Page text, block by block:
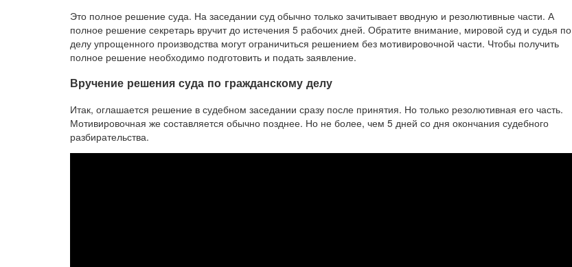
Это полное решение суда. На заседании суд обычно только зачитывает вводную и резолютивные части. А
полное решение секретарь вручит до истечения 5 рабочих дней. Обратите внимание, мировой суд и судья по
делу упрощенного производства могут ограничиться решением без мотивировочной части. Чтобы получить
полное решение необходимо подготовить и подать заявление.
Вручение решения суда по гражданскому делу
Итак, оглашается решение в судебном заседании сразу после принятия. Но только резолютивная его часть.
Мотивировочная же составляется обычно позднее. Но не более, чем 5 дней со дня окончания судебного
разбирательства.